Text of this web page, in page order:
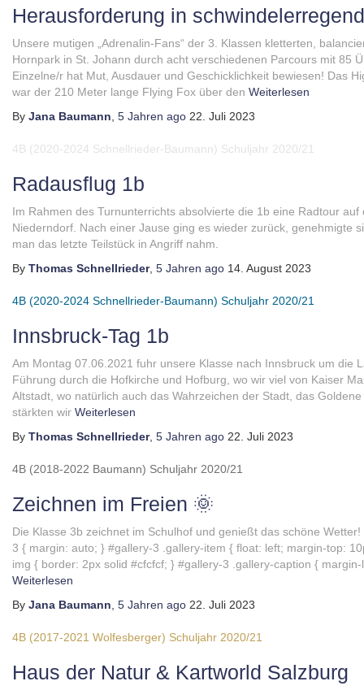
Herausforderung in
Unsere mutigen „Adrenalin-Fans“ der 3. Klassen kletterten,
Hornpark in St. Johann durch acht verschiedenen Parcours mit 85
Einzelne/r hat Mut, Ausdauer und Geschicklichkeit bewiesen! Das
war der 210 Meter lange Flying Fox über den Weiterlesen
By Jana Baumann 5 Jahren ago 22. Juli 2023
4B (2020-2024 Schnellrieder-Baumann) Schuljahr 2020/21
Radausflug 1b
Im Rahmen des Turnunterrichts absolvierte die 1b eine Radtour
Niederndorf. Nach einer Jause ging es wieder zurück, genehmigte
man das letzte Teilstück in Angriff nahm.
By Thomas Schnellrieder, 5 Jahren ago 14. August 2023
4B (2020-2024 Schnellrieder-Baumann) Schuljahr 2020/21
Innsbruck-Tag 1b
Am Montag 07.06.2021 fuhr unsere Klasse nach Innsbruck um die
Führung durch die Hofkirche und Hofburg, wo wir viel von Kaiser
Altstadt, wo natürlich auch das Wahrzeichen der Stadt, das
stärkten wir Weiterlesen
By Thomas Schnellrieder, 5 Jahren ago 22. Juli 2023
4B (2018-2022 Baumann) Schuljahr 2020/21
Zeichnen im Freien 🌞
Die Klasse 3b zeichnet im Schulhof und genießt das schöne
3 { margin: auto; } #gallery-3 .gallery-item { float: left; margin-top:
img { border: 2px solid #cfcfcf; } #gallery-3 .gallery-caption {
Weiterlesen
By Jana Baumann 5 Jahren ago 22. Juli 2023
4B (2017-2021 Wolfesberger) Schuljahr 2020/21
Haus der Natur & Kartworld Salzburg